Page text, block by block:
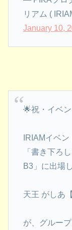
リアム (
January 10,
🌟祝・イベ
IRIAMイベン
「書き下ろ
B3」に出場し
天王 がしあ【
が、グルー